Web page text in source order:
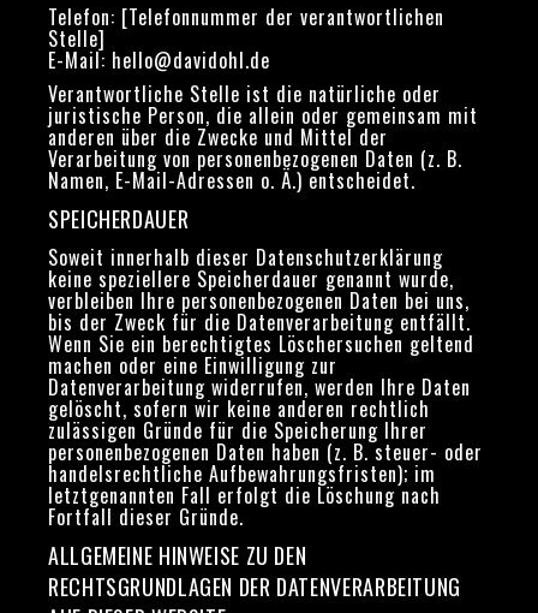
Telefon: [Telefonnummer der verantwortlichen
Stelle]
E-Mail: hello@davidohl.de
Verantwortliche Stelle ist die natürliche oder
juristische Person, die allein oder gemeinsam mit
anderen über die Zwecke und Mittel der
Verarbeitung von personenbezogenen Daten (z. B.
Namen, E-Mail-Adressen o. Ä.) entscheidet.
SPEICHERDAUER
Soweit innerhalb dieser Datenschutzerklärung
keine speziellere Speicherdauer genannt wurde,
verbleiben Ihre personenbezogenen Daten bei uns,
bis der Zweck für die Datenverarbeitung entfällt.
Wenn Sie ein berechtigtes Löschersuchen geltend
machen oder eine Einwilligung zur
Datenverarbeitung widerrufen, werden Ihre Daten
gelöscht, sofern wir keine anderen rechtlich
zulässigen Gründe für die Speicherung Ihrer
personenbezogenen Daten haben (z. B. steuer- oder
handelsrechtliche Aufbewahrungsfristen); im
letztgenannten Fall erfolgt die Löschung nach
Fortfall dieser Gründe.
ALLGEMEINE HINWEISE ZU DEN
RECHTSGRUNDLAGEN DER DATENVERARBEITUNG